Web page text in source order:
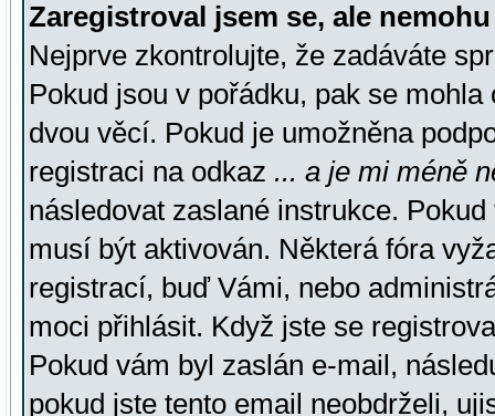
Zaregistroval jsem se, ale
Nejprve zkontrolujte, že zadáváte
Pokud jsou v pořádku, pak se
dvou věcí. Pokud je umožněna
registraci na odkaz ... a je mi méně
následovat zaslané instrukce.
musí být aktivován. Některá fóra
registrací, buď Vámi, nebo
moci přihlásit. Když jste se
Pokud vám byl zaslán e-mail,
pokud jste tento email neobdrželi,